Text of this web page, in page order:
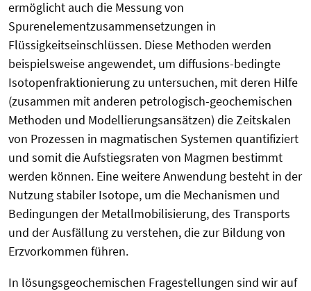
ermöglicht auch die Messung von
Spurenelementzusammensetzungen in
Flüssigkeitseinschlüssen. Diese Methoden werden
beispielsweise angewendet, um diffusions-bedingte
Isotopenfraktionierung zu untersuchen, mit deren Hilfe
(zusammen mit anderen petrologisch-geochemischen
Methoden und Modellierungsansätzen) die Zeitskalen
von Prozessen in magmatischen Systemen quantifiziert
und somit die Aufstiegsraten von Magmen bestimmt
werden können. Eine weitere Anwendung besteht in der
Nutzung stabiler Isotope, um die Mechanismen und
Bedingungen der Metallmobilisierung, des Transports
und der Ausfällung zu verstehen, die zur Bildung von
Erzvorkommen führen.
In lösungsgeochemischen Fragestellungen sind wir auf